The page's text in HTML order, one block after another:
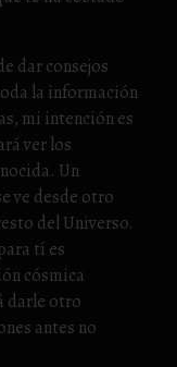
dar consejos
la información
mi intención es
ver los
Un
ve desde otro
del Universo.
tí es
cósmica
darle otro
antes no